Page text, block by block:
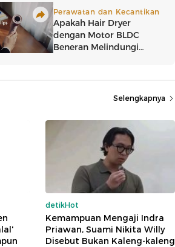
Selengkapnya
detikHot
Kemampuan Mengaji Indra
Priawan, Suami Nikita Willy
Disebut Bukan Kaleng-kaleng